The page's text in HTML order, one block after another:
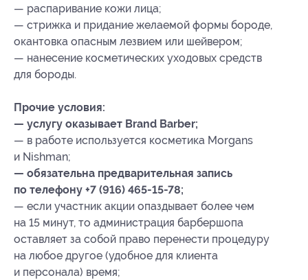
— распаривание кожи лица;
— стрижка и придание желаемой формы бороде,
окантовка опасным лезвием или шейвером;
— нанесение косметических уходовых средств
для бороды.
Прочие условия:
— услугу оказывает Brand Barber;
— в работе используется косметика Morgans
и Nishman;
— обязательна предварительная запись
по телефону +7 (916) 465-15-78;
— если участник акции опаздывает более чем
на 15 минут, то администрация барбершопа
оставляет за собой право перенести процедуру
на любое другое (удобное для клиента
и персонала) время;